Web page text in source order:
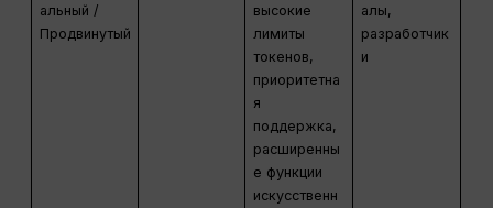
альный /
Продвинутый
высокие
лимиты
токенов,
приоритетна
я
поддержка,
расширенны
е функции
искусственн
алы,
разработчик
и